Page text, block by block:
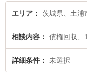
エリア 茨城県、土浦
相談内容 債権回収、
詳細条件 未選択